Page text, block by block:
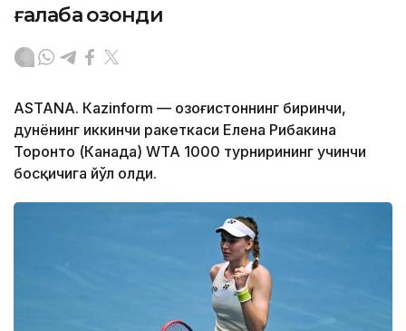
ғалаба қозонди
ASTANА. Кazinform — Қозоғистоннинг биринчи,
дунёнинг иккинчи ракеткаси Елена Рибакина
Торонто (Канада) WТА 1000 турнирининг учинчи
босқичига йўл олди.